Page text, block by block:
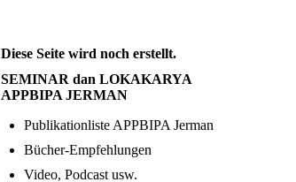
Diese Seite wird noch erstellt.
SEMINAR dan LOKAKARYA
APPBIPA JERMAN
Publikationliste APPBIPA Jerman
Bücher-Empfehlungen
Video, Podcast usw.